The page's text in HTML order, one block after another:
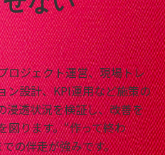
ロジェクト運営、現場トレ
ン設計、KPI運用など施策の
浸透状況を検証し、改善を
図ります。“作って終わ
の伴走が強みです。